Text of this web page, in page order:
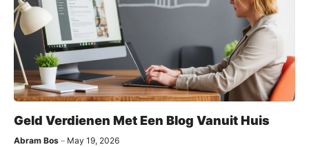
Geld Verdienen Met Een Blog Vanuit Huis
Abram Bos May 19, 2026